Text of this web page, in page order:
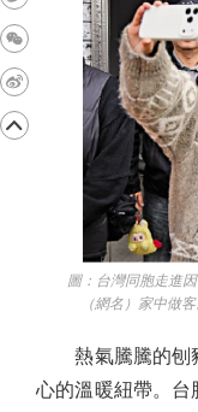
圖：台灣同胞走進因
（網名）家中做
熱氣騰騰的刨豬
心的溫暖紐帶。台